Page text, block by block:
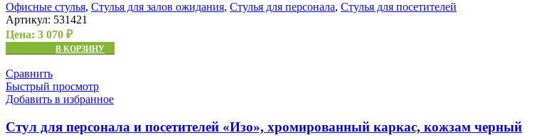
Офисные стулья, Стулья для залов ожидания, Стулья для персонала, Стулья для посетителей
Артикул: 531421
Цена: 3 070 ₽
В КОРЗИНУ
Сравнить
Быстрый просмотр
Добавить в избранное
Стул для персонала и посетителей «Изо», хромированный каркас, кожзам черный